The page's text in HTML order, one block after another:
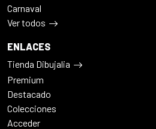
Carnaval
Ver todos
ENLACES
Tienda Dibujalia
Premium
Destacado
Colecciones
Acceder